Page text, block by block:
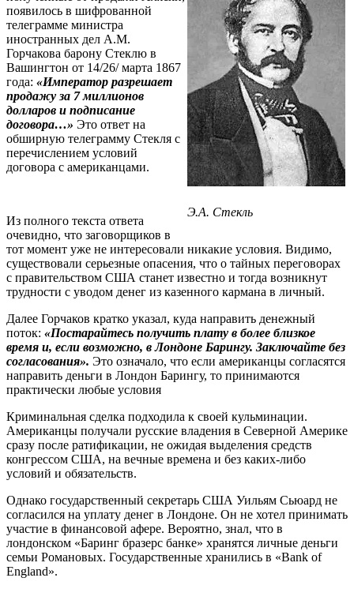
Э.А. Стекль
появилось в шифрованной
телеграмме министра
иностранных дел А.М.
Горчакова барону Стеклю в
Вашингтон от 14/26/ марта 1867
года: «Император разрешает
продажу за 7 миллионов
долларов и подписание
договора…» Это ответ на
обширную телеграмму Стекля с
перечислением условий
договора с американцами.
Из полного текста ответа
очевидно, что заговорщиков в
тот момент уже не интересовали никакие условия. Видимо,
существовали серьезные опасения, что о тайных переговорах
с правительством США станет известно и тогда возникнут
трудности с уводом денег из казенного кармана в личный.
Далее Горчаков кратко указал, куда направить денежный
поток: «Постарайтесь получить плату в более близкое
время и, если возможно, в Лондоне Барингу. Заключайте без
согласования». Это означало, что если американцы согласятся
направить деньги в Лондон Барингу, то принимаются
практически любые условия
Криминальная сделка подходила к своей кульминации.
Американцы получали русские владения в Северной Америке
сразу после ратификации, не ожидая выделения средств
конгрессом США, на вечные времена и без каких-либо
условий и обязательств.
Однако государственный секретарь США Уильям Сьюард не
согласился на уплату денег в Лондоне. Он не хотел принимать
участие в финансовой афере. Вероятно, знал, что в
лондонском «Баринг бразерс банке» хранятся личные деньги
семьи Романовых. Государственные хранились в «Bank of
England».